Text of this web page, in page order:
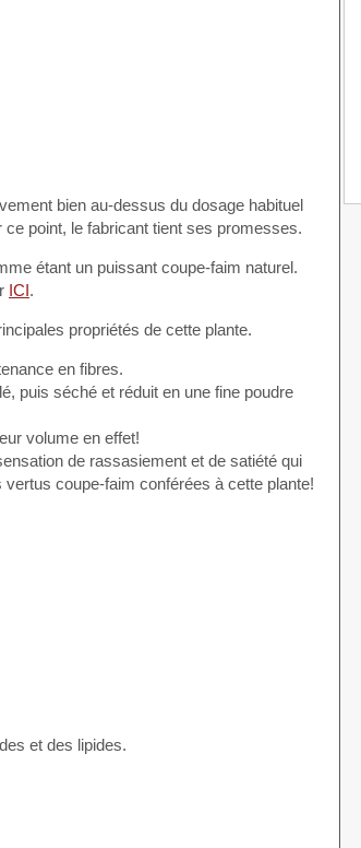
bien au-dessus du dosage habituel
point, le fabricant tient ses promesses.
étant un puissant coupe-faim naturel.
ICI.
propriétés de cette plante.
en fibres.
puis séché et réduit en une fine poudre
volume en effet!
de rassasiement et de satiété qui
coupe-faim conférées à cette plante!
et des lipides.